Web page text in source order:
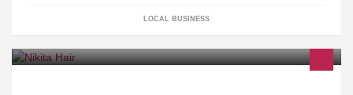
LOCAL BUSINESS